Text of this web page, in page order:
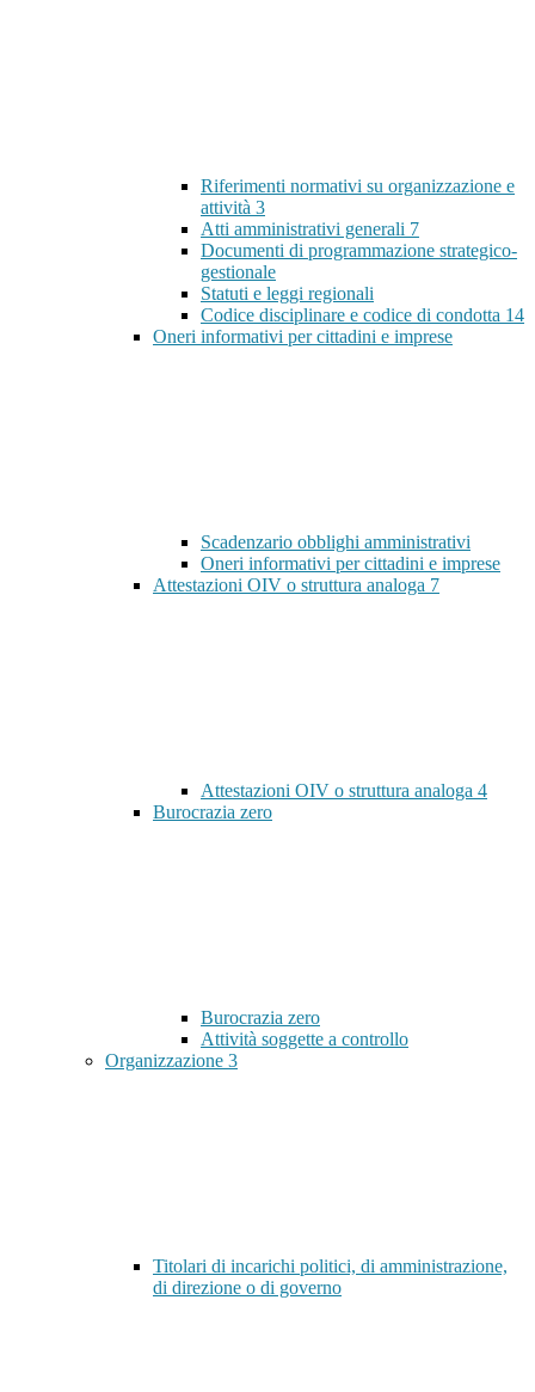
Riferimenti normativi su organizzazione e
attività 3
Atti amministrativi generali 7
Documenti di programmazione strategico-
gestionale
Statuti e leggi regionali
Codice disciplinare e codice di condotta 14
Oneri informativi per cittadini e imprese
Scadenzario obblighi amministrativi
Oneri informativi per cittadini e imprese
Attestazioni OIV o struttura analoga 7
Attestazioni OIV o struttura analoga 4
Burocrazia zero
Burocrazia zero
Attività soggette a controllo
Organizzazione 3
Titolari di incarichi politici, di amministrazione,
di direzione o di governo